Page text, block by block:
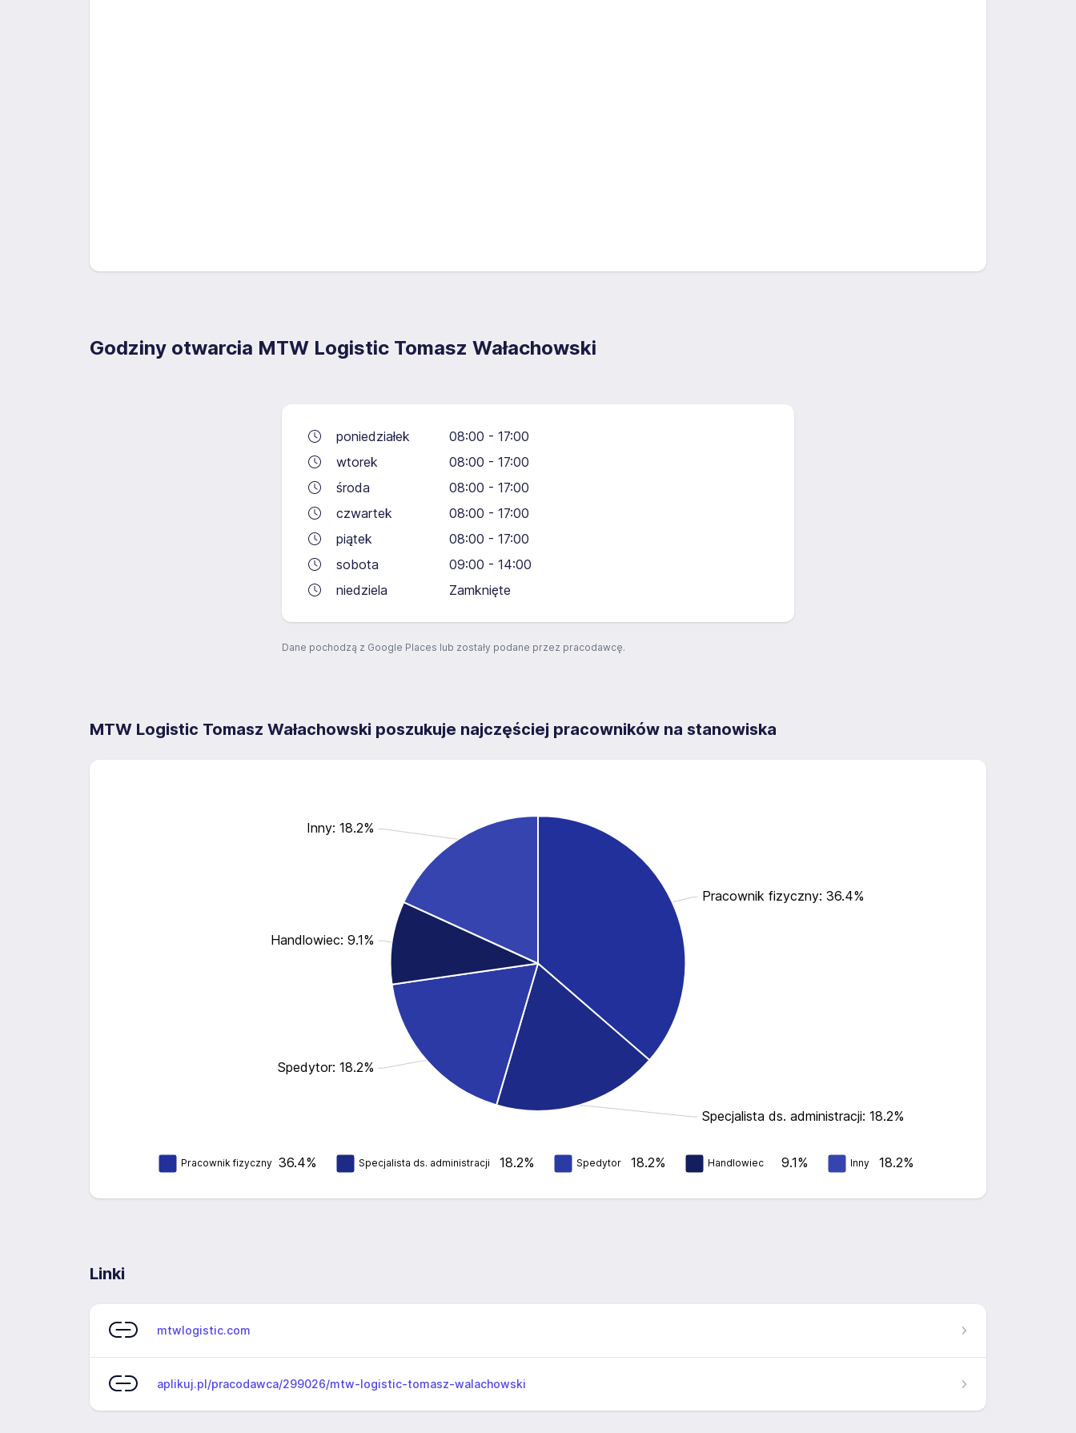
Godziny otwarcia MTW Logistic Tomasz Wałachowski
poniedziałek
08:00 - 17:00
wtorek
08:00 - 17:00
środa
08:00 - 17:00
czwartek
08:00 - 17:00
piątek
08:00 - 17:00
sobota
09:00 - 14:00
niedziela
Zamknięte
Dane pochodzą z Google Places lub zostały podane przez pracodawcę.
MTW Logistic Tomasz Wałachowski poszukuje najczęściej pracowników na stanowiska
Pracownik fizyczny: 36.4%
Specjalista ds. administracji: 18.2%
Spedytor: 18.2%
Handlowiec: 9.1%
Inny: 18.2%
Pracownik fizyczny 36.4% Specjalista ds. administracji 18.2% Spedytor 18.2% Handlowiec 9.1% Inny 18.2%
Linki
mtwlogistic.com
aplikuj.pl/pracodawca/299026/mtw-logistic-tomasz-walachowski